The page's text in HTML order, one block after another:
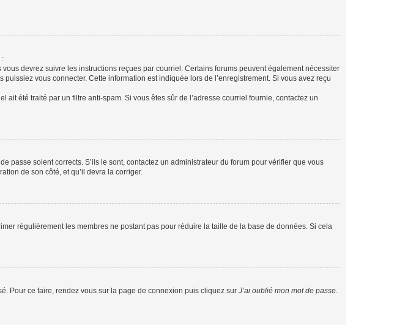
:
devrez suivre les instructions reçues par courriel. Certains forums peuvent également nécessiter
vous connecter. Cette information est indiquée lors de l’enregistrement. Si vous avez reçu
été traité par un filtre anti-spam. Si vous êtes sûr de l’adresse courriel fournie, contactez un
passe soient corrects. S’ils le sont, contactez un administrateur du forum pour vérifier que vous
de son côté, et qu’il devra la corriger.
régulièrement les membres ne postant pas pour réduire la taille de la base de données. Si cela
Pour ce faire, rendez vous sur la page de connexion puis cliquez sur J’ai oublié mon mot de passe.